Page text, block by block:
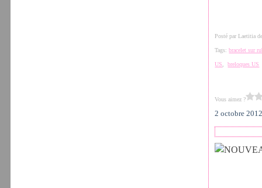
Posté par Laetitia
Tags:bracelet sur
US ,breloques US
Vous aimez ?
2 octobre 2012